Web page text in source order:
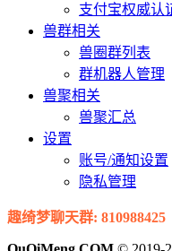
支付宝权威认
兽群相关
兽圈群列表
群机器人管理
兽聚相关
兽聚汇总
设置
账号/通知设置
隐私管理
趣绮梦聊天群: 810988425